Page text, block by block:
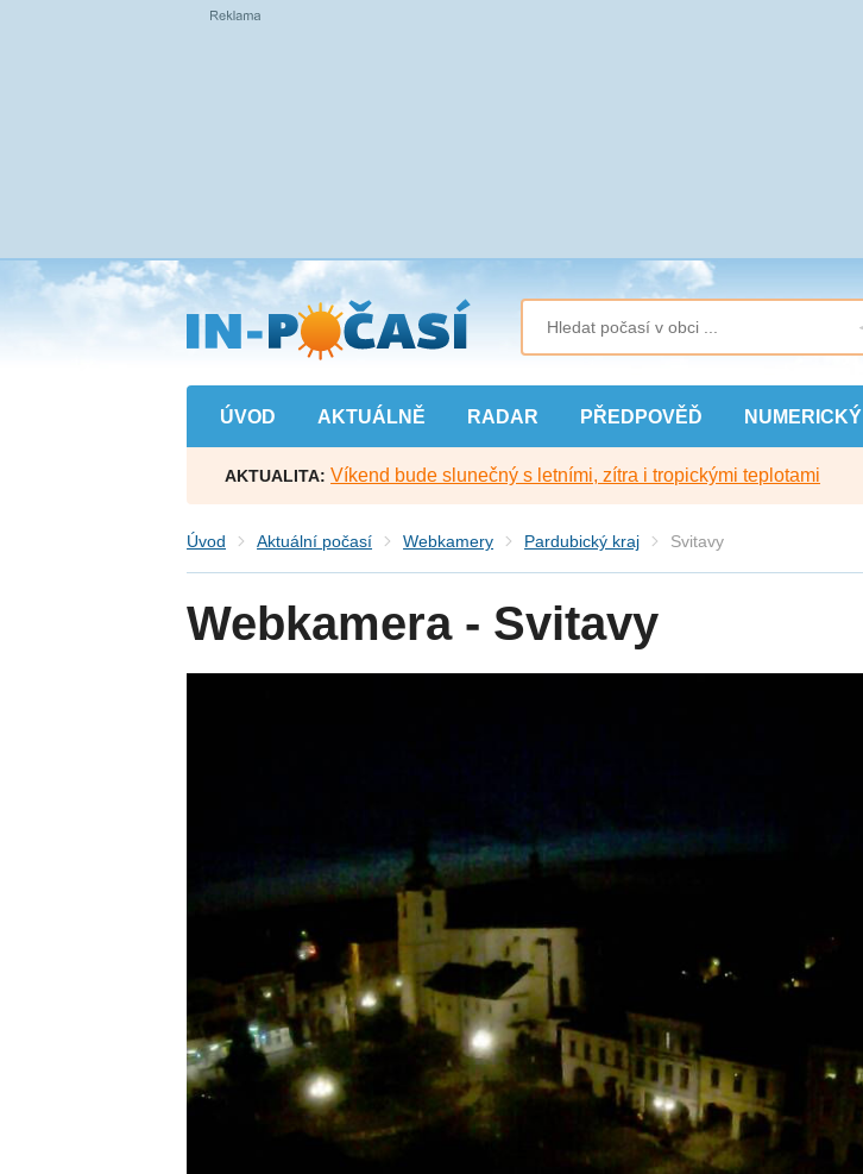
Přejít
na
hlavní
obsah
ÚVOD AKTUÁLNĚ RADAR PŘEDPOVĚĎ NUMERICKÝ
AKTUALITA: Víkend bude slunečný s letními, zítra i tropickými teplotami
Úvod Aktuální počasí Webkamery Pardubický kraj Svitavy
Webkamera - Svitavy